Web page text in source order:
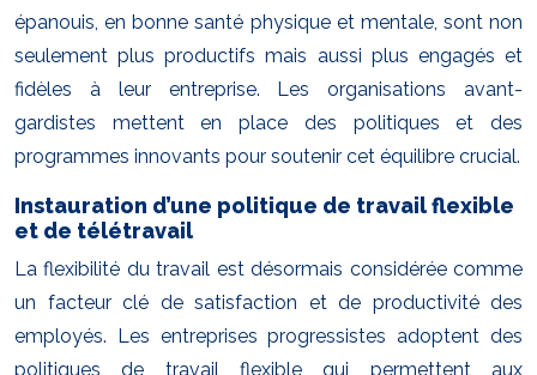
épanouis, en bonne santé physique et mentale, sont non
seulement plus productifs mais aussi plus engagés et
fidèles à leur entreprise. Les organisations avant-
gardistes mettent en place des politiques et des
programmes innovants pour soutenir cet équilibre crucial.
Instauration d’une politique de travail flexible
et de télétravail
La flexibilité du travail est désormais considérée comme
un facteur clé de satisfaction et de productivité des
employés. Les entreprises progressistes adoptent des
politiques de travail flexible qui permettent aux